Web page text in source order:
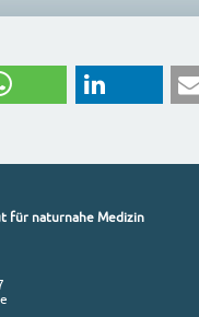
für naturnahe Medizin